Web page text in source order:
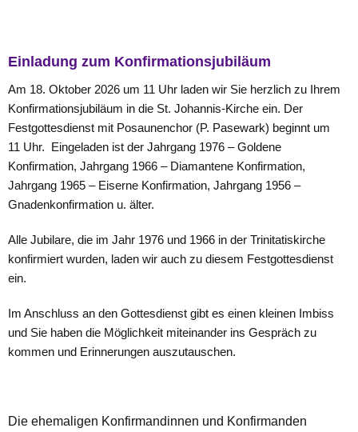
Einladung zum Konfirmationsjubiläum
Am 18. Oktober 2026 um 11 Uhr laden wir Sie herzlich zu Ihrem
Konfirmationsjubiläum in die St. Johannis-Kirche ein. Der
Festgottesdienst mit Posaunenchor (P. Pasewark) beginnt um
11 Uhr. Eingeladen ist der Jahrgang 1976 – Goldene
Konfirmation, Jahrgang 1966 – Diamantene Konfirmation,
Jahrgang 1965 – Eiserne Konfirmation, Jahrgang 1956 –
Gnadenkonfirmation u. älter.
Alle Jubilare, die im Jahr 1976 und 1966 in der Trinitatiskirche
konfirmiert wurden, laden wir auch zu diesem Festgottesdienst
ein.
Im Anschluss an den Gottesdienst gibt es einen kleinen Imbiss
und Sie haben die Möglichkeit miteinander ins Gespräch zu
kommen und Erinnerungen auszutauschen.
Die ehemaligen Konfirmandinnen und Konfirmanden